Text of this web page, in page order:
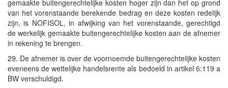
gemaakte buitengerechtelijke kosten hoger zijn dan het op grond
van het vorenstaande berekende bedrag en deze kosten redelijk
zijn, is NOFISOL, in afwijking van het vorenstaande, gerechtigd
de werkelijk gemaakte buitengerechtelijke kosten aan de afnemer
in rekening te brengen.
29. De afnemer is over de voornoemde buitengerechtelijke kosten
eveneens de wettelijke handelsrente als bedoeld in artikel 6:119 a
BW verschuldigd.